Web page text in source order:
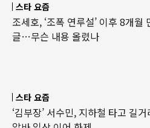
스타 요즘
조세호, ‘조폭 연루설’ 이후 8개월
글…무슨 내용 올렸나
스타 요즘
‘김부장’ 서수민, 지하철 타고 길